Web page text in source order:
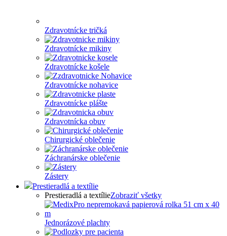
Zdravotnícke tričká
Zdravotnícke mikiny
Zdravotnícke košele
Zdravotnícke nohavice
Zdravotnícke plášte
Zdravotnícka obuv
Chirurgické oblečenie
Záchranárske oblečenie
Zástery
Prestieradlá a textílie
Prestieradlá a textílieZobraziť všetky
Jednorázové plachty